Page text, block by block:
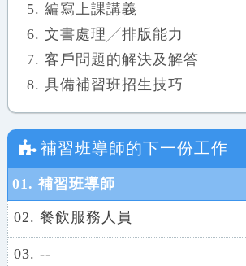
編寫上課講義
文書處理╱排版能力
客戶問題的解決及解答
具備補習班招生技巧
補習班導師的下一份工作
01. 補習班導師
02. 餐飲服務人員
03. --